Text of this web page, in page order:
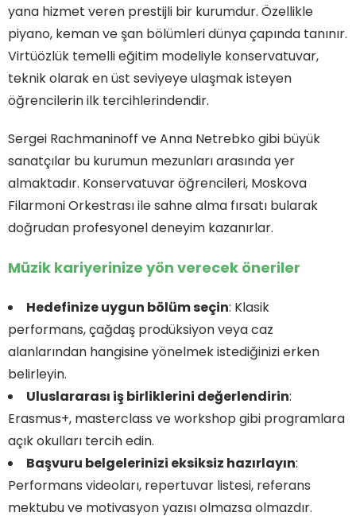
yana hizmet veren prestijli bir kurumdur. Özellikle
piyano, keman ve şan bölümleri dünya çapında tanınır.
Virtüözlük temelli eğitim modeliyle konservatuvar,
teknik olarak en üst seviyeye ulaşmak isteyen
öğrencilerin ilk tercihlerindendir.
Sergei Rachmaninoff ve Anna Netrebko gibi büyük
sanatçılar bu kurumun mezunları arasında yer
almaktadır. Konservatuvar öğrencileri, Moskova
Filarmoni Orkestrası ile sahne alma fırsatı bularak
doğrudan profesyonel deneyim kazanırlar.
Müzik kariyerinize yön verecek öneriler
Hedefinize uygun bölüm seçin: Klasik
performans, çağdaş prodüksiyon veya caz
alanlarından hangisine yönelmek istediğinizi erken
belirleyin.
Uluslararası iş birliklerini değerlendirin:
Erasmus+, masterclass ve workshop gibi programlara
açık okulları tercih edin.
Başvuru belgelerinizi eksiksiz hazırlayın:
Performans videoları, repertuvar listesi, referans
mektubu ve motivasyon yazısı olmazsa olmazdır.